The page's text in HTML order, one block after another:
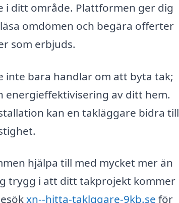
i ditt område. Plattformen ger dig
omdömen och begära offerter
som erbjuds.
bara handlar om att byta tak;
energieffektivisering av ditt hem.
kan en takläggare bidra till
hjälpa till med mycket mer än
trygg i att ditt takprojekt kommer
xn--hitta-taklggare-9kb.se för